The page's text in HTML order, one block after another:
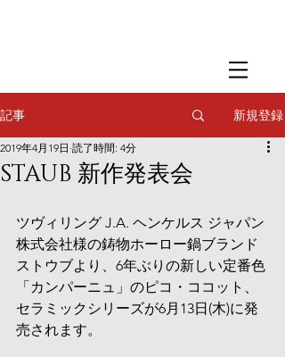
フードスタイリング
記事 新規登録
STAUB 新作発表会
2019年4月19日 読了時間: 4分
ツヴィリング J.A. ヘンケルス ジャパン
株式会社様の鋳物ホーロー鍋ブランド
ストウブより、6年ぶりの新しい定番色
「カンパーニュ」のピコ・ココット、
セラミックシリーズが6月13日(木)に発
売されます。